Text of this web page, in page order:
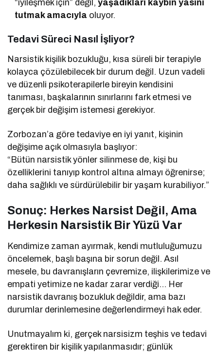
“iyileşmek için” değil,yaşadıkları kaybın yasını
tutmak amacıyla oluyor.
Tedavi Süreci Nasıl İşliyor?
Narsistik kişilik bozukluğu, kısa süreli bir terapiyle
kolayca çözülebilecek bir durum değil. Uzun vadeli
ve düzenli psikoterapilerle bireyin kendisini
tanıması, başkalarının sınırlarını fark etmesi ve
gerçek bir değişim istemesi gerekiyor.
Zorbozan’a göre tedaviye en iyi yanıt, kişinin
değişime açık olmasıyla başlıyor:
“Bütün narsistik yönler silinmese de, kişi bu
özelliklerini tanıyıp kontrol altına almayı öğrenirse;
daha sağlıklı ve sürdürülebilir bir yaşam kurabiliyor.”
Sonuç: Herkes Narsist Değil, Ama
Herkesin Narsistik Bir Yüzü Var
Kendimize zaman ayırmak, kendi mutluluğumuzu
öncelemek, başlı başına bir sorun değil. Asıl
mesele, bu davranışların çevremize, ilişkilerimize ve
empati yetimize ne kadar zarar verdiği… Her
narsistik davranış bozukluk değildir, ama bazı
durumlar derinlemesine değerlendirmeyi hak eder.
Unutmayalım ki, gerçek narsisizm teşhis ve tedavi
gerektiren bir kişilik yapılanmasıdır; günlük